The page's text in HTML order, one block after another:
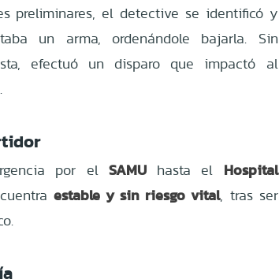
preliminares, el detective se identificó y
un arma, ordenándole bajarla. Sin
efectuó un disparo que impactó al
por el SAMUhasta el Hospital
estable y sin riesgo vital, tras ser